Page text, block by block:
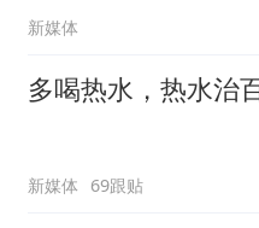
新媒体
多喝热水，热水治
新媒体 69跟贴